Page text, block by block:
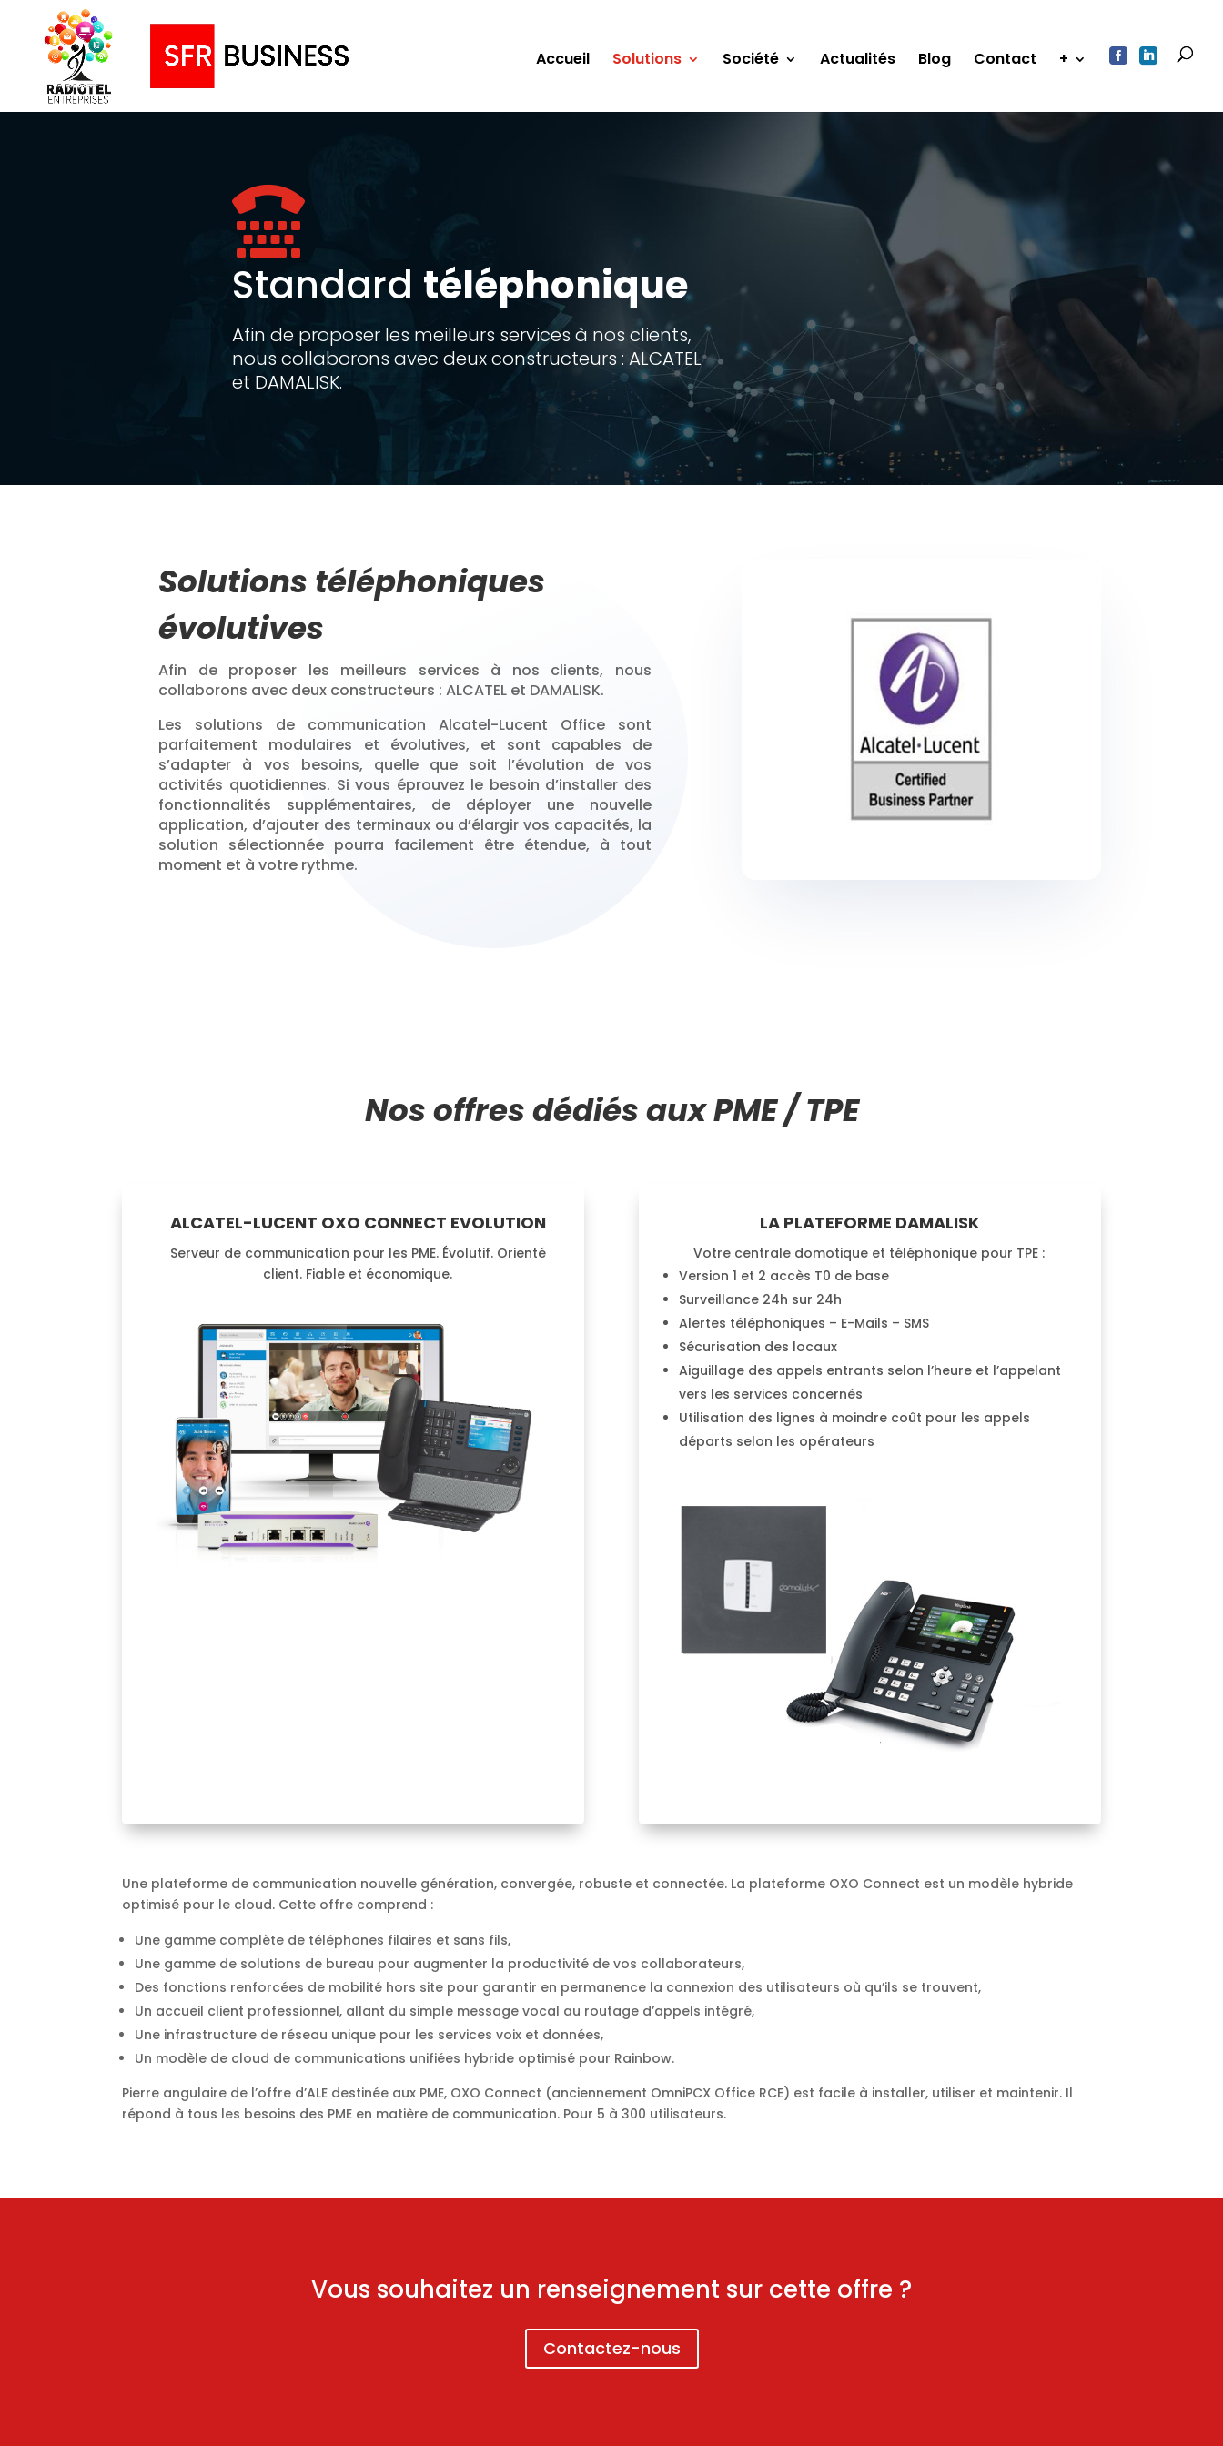
Accueil Solutions Société Actualités Blog Contact +  

Standard téléphonique
Afin de proposer les meilleurs services à nos clients,
nous collaborons avec deux constructeurs : ALCATEL
et DAMALISK.
Solutions téléphoniques
évolutives
Afin de proposer les meilleurs services à nos clients, nous
collaborons avec deux constructeurs : ALCATEL et DAMALISK.
Les solutions de communication Alcatel-Lucent Office sont
parfaitement modulaires et évolutives, et sont capables de
s’adapter à vos besoins, quelle que soit l’évolution de vos
activités quotidiennes. Si vous éprouvez le besoin d’installer des
fonctionnalités supplémentaires, de déployer une nouvelle
application, d’ajouter des terminaux ou d’élargir vos capacités, la
solution sélectionnée pourra facilement être étendue, à tout
moment et à votre rythme.
Nos offres dédiés aux PME / TPE
ALCATEL-LUCENT OXO CONNECT EVOLUTION
Serveur de communication pour les PME. Évolutif. Orienté
client. Fiable et économique.
LA PLATEFORME DAMALISK
Votre centrale domotique et téléphonique pour TPE :
Version 1 et 2 accès T0 de base
Surveillance 24h sur 24h
Alertes téléphoniques – E-Mails – SMS
Sécurisation des locaux
Aiguillage des appels entrants selon l’heure et l’appelant
vers les services concernés
Utilisation des lignes à moindre coût pour les appels
départs selon les opérateurs
Une plateforme de communication nouvelle génération, convergée, robuste et connectée. La plateforme OXO Connect est un modèle hybride
optimisé pour le cloud. Cette offre comprend :
Une gamme complète de téléphones filaires et sans fils,
Une gamme de solutions de bureau pour augmenter la productivité de vos collaborateurs,
Des fonctions renforcées de mobilité hors site pour garantir en permanence la connexion des utilisateurs où qu’ils se trouvent,
Un accueil client professionnel, allant du simple message vocal au routage d’appels intégré,
Une infrastructure de réseau unique pour les services voix et données,
Un modèle de cloud de communications unifiées hybride optimisé pour Rainbow.
Pierre angulaire de l’offre d’ALE destinée aux PME, OXO Connect (anciennement OmniPCX Office RCE) est facile à installer, utiliser et maintenir. Il
répond à tous les besoins des PME en matière de communication. Pour 5 à 300 utilisateurs.
Vous souhaitez un renseignement sur cette offre ?
Contactez-nous